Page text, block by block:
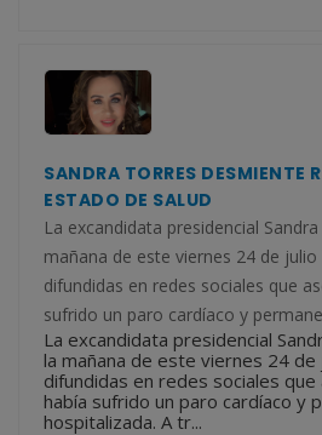
SANDRA TORRES DESMIENTE
ESTADO DE SALUD
La excandidata presidencial
mañana de este viernes 24 de julio
difundidas en redes sociales que
sufrido un paro cardíaco y
La excandidata presidencial
la mañana de este viernes 24 de
difundidas en redes sociales que
había sufrido un paro cardíaco y
hospitalizada. A tr...